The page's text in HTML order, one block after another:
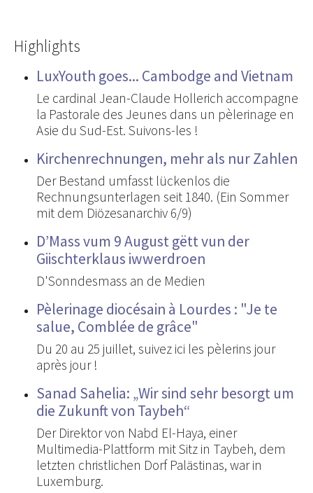
Highlights
LuxYouth goes... Cambodge and Vietnam
Le cardinal Jean-Claude Hollerich accompagne
la Pastorale des Jeunes dans un pèlerinage en
Asie du Sud-Est. Suivons-les !
Kirchenrechnungen, mehr als nur Zahlen
Der Bestand umfasst lückenlos die
Rechnungsunterlagen seit 1840. (Ein Sommer
mit dem Diözesanarchiv 6/9)
D’Mass vum 9 August gëtt vun der
Giischterklaus iwwerdroen
D'Sonndesmass an de Medien
Pèlerinage diocésain à Lourdes : "Je te
salue, Comblée de grâce"
Du 20 au 25 juillet, suivez ici les pèlerins jour
après jour !
Sanad Sahelia: „Wir sind sehr besorgt um
die Zukunft von Taybeh“
Der Direktor von Nabd El-Haya, einer
Multimedia-Plattform mit Sitz in Taybeh, dem
letzten christlichen Dorf Palästinas, war in
Luxemburg.